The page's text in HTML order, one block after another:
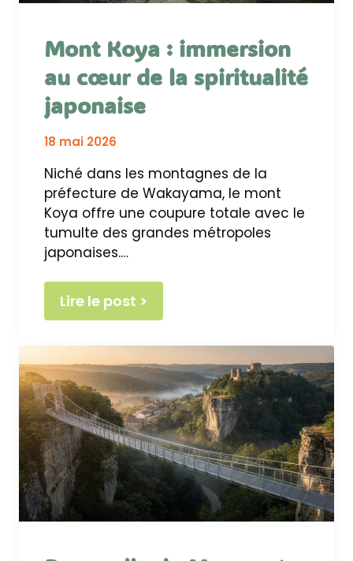
Mont Koya : immersion
au cœur de la spiritualité
japonaise
18 mai 2026
Niché dans les montagnes de la
préfecture de Wakayama, le mont
Koya offre une coupure totale avec le
tumulte des grandes métropoles
japonaises.…
Lire le post >